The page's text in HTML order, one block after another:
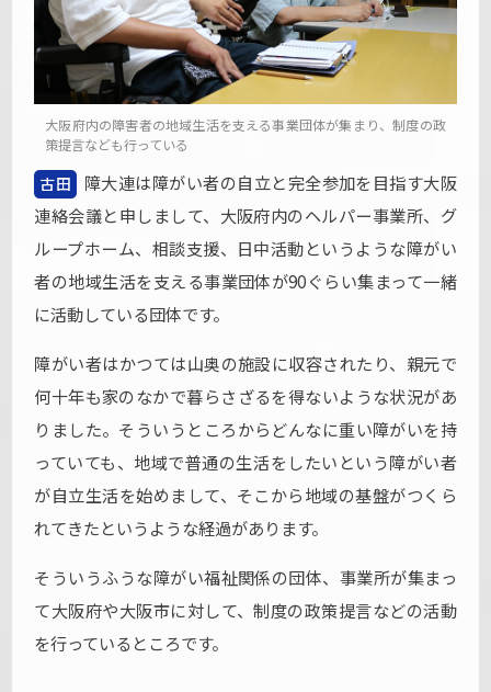
大阪府内の障害者の地域生活を支える事業団体が集まり、制度の政
策提言なども行っている
古田
障大連は障がい者の自立と完全参加を目指す大阪
連絡会議と申しまして、大阪府内のヘルパー事業所、グ
ループホーム、相談支援、日中活動というような障がい
者の地域生活を支える事業団体が90ぐらい集まって一緒
に活動している団体です。
障がい者はかつては山奥の施設に収容されたり、親元で
何十年も家のなかで暮らさざるを得ないような状況があ
りました。そういうところからどんなに重い障がいを持
っていても、地域で普通の生活をしたいという障がい者
が自立生活を始めまして、そこから地域の基盤がつくら
れてきたというような経過があります。
そういうふうな障がい福祉関係の団体、事業所が集まっ
て大阪府や大阪市に対して、制度の政策提言などの活動
を行っているところです。